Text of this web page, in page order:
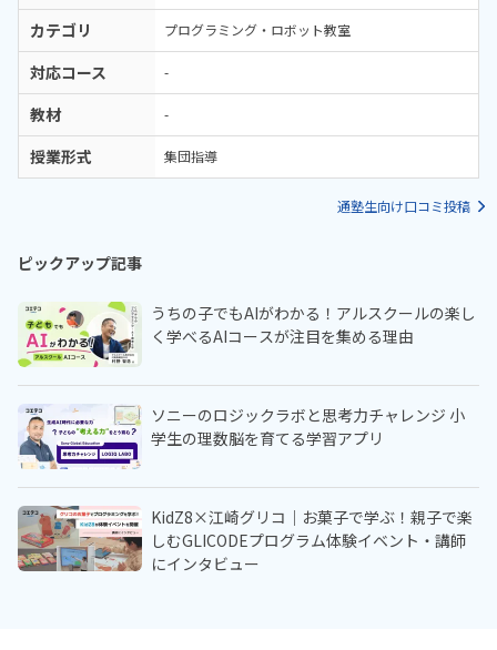
カテゴリ プログラミング・ロボット教室
対応コース -
教材 -
授業形式 集団指導
通塾生向け口コミ投稿
ピックアップ記事
うちの子でもAIがわかる！アルスクールの楽し
く学べるAIコースが注目を集める理由
ソニーのロジックラボと思考力チャレンジ 小
学生の理数脳を育てる学習アプリ
KidZ8×江崎グリコ｜お菓子で学ぶ！親子で楽
しむGLICODEプログラム体験イベント・講師
にインタビュー